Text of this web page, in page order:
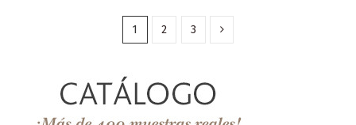
1 2 3